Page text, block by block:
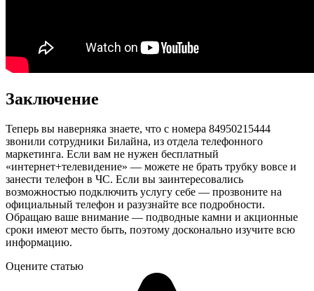
Заключение
Теперь вы наверняка знаете, что с номера 84950215444
звонили сотрудники Билайна, из отдела телефонного
маркетинга. Если вам не нужен бесплатный
«интернет+телевидение» — можете не брать трубку вовсе и
занести телефон в ЧС. Если вы заинтересовались
возможностью подключить услугу себе — прозвоните на
официальный телефон и разузнайте все подробности.
Обращаю ваше внимание — подводные камни и акционные
сроки имеют место быть, поэтому досконально изучите всю
информацию.
Оцените статью